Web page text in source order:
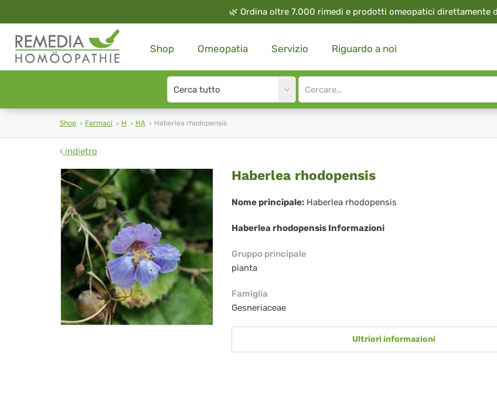
🌿 Ordina oltre 7.000 rimedi e prodotti omeopatici direttamente
Shop Omeopatia Servizio Riguardo a noi
Search
type
Site
search
Shop Farmaci H HA Haberlea rhodopensis
indietro
Haberlea
rhodopensis
Haberlea rhodopensis
Nome principale: Haberlea rhodopensis
Haberlea rhodopensis Informazioni
Gruppo principale
pianta
Famiglia
Gesneriaceae
Ultriori informazioni